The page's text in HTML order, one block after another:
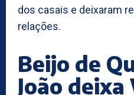
dos casais e deixaram
relações.
Beijo de
João deixa